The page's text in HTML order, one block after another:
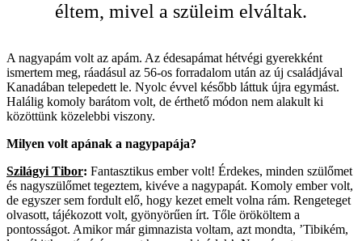
éltem, mivel a szüleim elváltak.
A nagyapám volt az apám. Az édesapámat hétvégi gyerekként
ismertem meg, ráadásul az 56-os forradalom után az új családjával
Kanadában telepedett le. Nyolc évvel később láttuk újra egymást.
Halálig komoly barátom volt, de érthető módon nem alakult ki
közöttünk közelebbi viszony.
Milyen volt apának a nagypapája?
Szilágyi Tibor: Fantasztikus ember volt! Érdekes, minden szülőmet
és nagyszülőmet tegeztem, kivéve a nagypapát. Komoly ember volt,
de egyszer sem fordult elő, hogy kezet emelt volna rám. Rengeteget
olvasott, tájékozott volt, gyönyörűen írt. Tőle örököltem a
pontosságot. Amikor már gimnazista voltam, azt mondta, ’Tibikém,